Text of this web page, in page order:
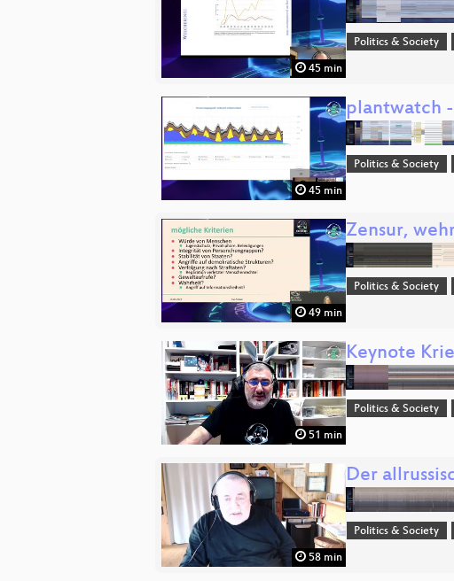
45 min
Politics & Society
45 min
plantwatch
Politics & Society
49 min
Zensur,
Politics & Society
51 min
Keynote
Politics & Society
58 min
Der
Politics & Society